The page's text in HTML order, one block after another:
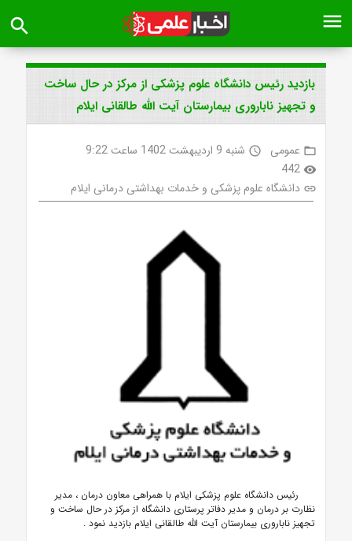
menu
search
بازدید رئیس دانشگاه علوم پزشکی از مرکز در حال ساخت
و تجهیز ناباروری بیمارستان آیت الله طالقانی ایلام
folder_open عمومی access_time شنبه 9 اردیبهشت 1402 ساعت 9:22
visibility
442
link دانشگاه علوم پزشکی و خدمات بهداشتی درمانی ایلام
️رئیس دانشگاه علوم پزشکی ایلام با همراهی معاون درمان ، مدیر
نظارت بر درمان و مدیر دفاتر پرستاری دانشگاه از مرکز در حال ساخت و
تجهیز ناباروری بیمارستان آیت الله طالقانی ایلام بازدید نمود .